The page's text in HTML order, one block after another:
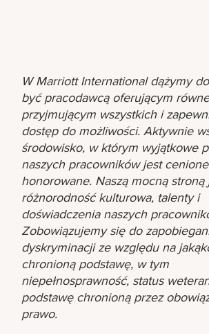
W Marriott International dążymy
być pracodawcą oferującym
przyjmującym wszystkich i
dostęp do możliwości. Aktywnie
środowisko, w którym wyjątkowe
naszych pracowników jest
honorowane. Naszą mocną stroną
różnorodność kulturowa, talenty i
doświadczenia naszych
Zobowiązujemy się do
dyskryminacji ze względu na
chronioną podstawę, w tym
niepełnosprawność, status
podstawę chronioną przez
prawo.